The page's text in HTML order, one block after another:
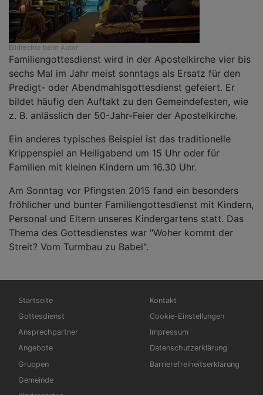
Bildrechte beim Autor
Familiengottesdienst wird in der Apostelkirche vier bis
sechs Mal im Jahr meist sonntags als Ersatz für den
Predigt- oder Abendmahlsgottesdienst gefeiert. Er
bildet häufig den Auftakt zu den Gemeindefesten, wie
z. B. anlässlich der 50-Jahr-Feier der Apostelkirche.
Ein anderes typisches Beispiel ist das traditionelle
Krippenspiel an Heiligabend um 15 Uhr oder für
Familien mit kleinen Kindern um 16.30 Uhr.
Am Sonntag vor Pfingsten 2015 fand ein besonders
fröhlicher und bunter Familiengottesdienst mit Kindern,
Personal und Eltern unseres Kindergartens statt. Das
Thema des Gottesdienstes war "Woher kommt der
Streit? Vom Turmbau zu Babel".
Hauptnavigation
Startseite
Gottesdienst
Ansprechpartner
Angebote
Gruppen
Gemeinde
Fußbereichsmenü
Kontakt
Cookie-Einstellungen
Impressum
Datenschutzerklärung
Barrierefreiheitserklärung